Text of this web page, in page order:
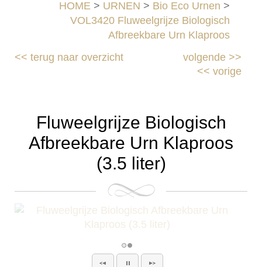
HOME > URNEN > Bio Eco Urnen >
VOL3420 Fluweelgrijze Biologisch
Afbreekbare Urn Klaproos
<<terug naar overzicht volgende>>
<< vorige
Fluweelgrijze Biologisch
Afbreekbare Urn Klaproos
(3.5 liter)